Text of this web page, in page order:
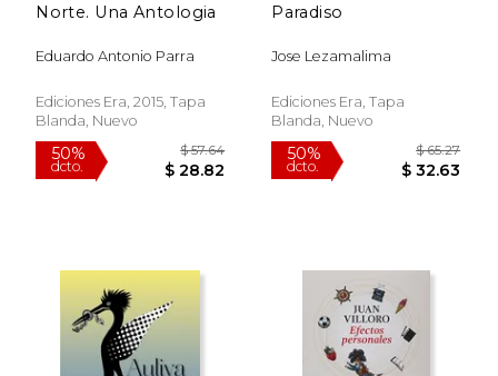
Norte. Una Antologia
Eduardo Antonio Parra
Ediciones Era, 2015, Tapa
Blanda, Nuevo
Paradiso
Jose Lezamalima
Ediciones Era, Tapa
Blanda, Nuevo